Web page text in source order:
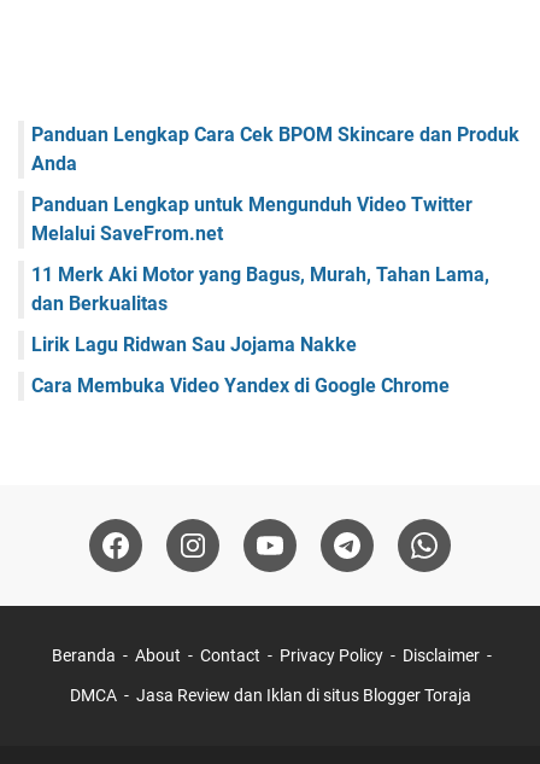
Panduan Lengkap Cara Cek BPOM Skincare dan Produk
Anda
Panduan Lengkap untuk Mengunduh Video Twitter
Melalui SaveFrom.net
11 Merk Aki Motor yang Bagus, Murah, Tahan Lama,
dan Berkualitas
Lirik Lagu Ridwan Sau Jojama Nakke
Cara Membuka Video Yandex di Google Chrome
Beranda About Contact Privacy Policy Disclaimer
DMCA Jasa Review dan Iklan di situs Blogger Toraja